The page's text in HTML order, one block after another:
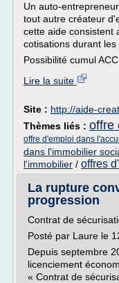
Un auto-
tout autre créateur
cette aide consistent
cotisations durant
Possibilité cumul
Lire la suite
Site : http://aide-
Thèmes liés : offre
offre d'emploi dans
dans l'immobilier
l'immobilier / offres
La rupture
progression
Contrat de
Posté par Laure le
Depuis septembre
licenciement
« Contrat de